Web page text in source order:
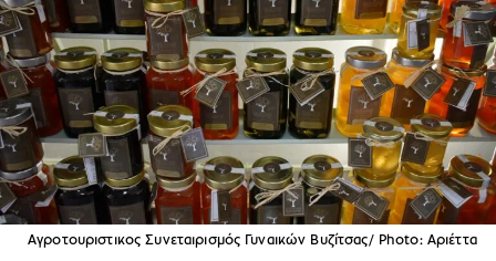
Αγροτουριστικος Συνεταιρισμός Γυναικών Βυζίτσας/ Photo: Αριέττα